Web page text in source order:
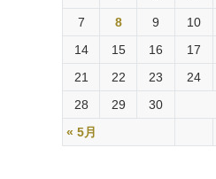
« 5月
7
8 9 10
14
15 16 17
21
22 23 24
28
29 30